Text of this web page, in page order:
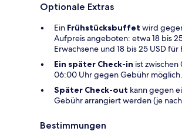
Optionale Extras
Ein Frühstücksbuffet wird
Aufpreis angeboten: etwa 18 bis
Erwachsene und 18 bis 25 USD für
Ein später Check-in ist
06:00 Uhr gegen Gebühr möglich.
Später Check-out kann gegen
Gebühr arrangiert werden (je
Bestimmungen